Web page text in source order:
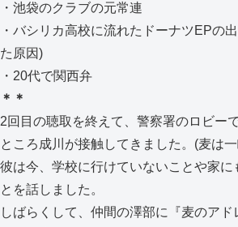
・池袋のクラブの元常連
・バシリカ高校に流れたドーナツEPの
た原因)
・20代で関西弁
＊＊
2回目の聴取を終えて、警察署のロビー
ところ成川が接触してきました。(麦は
彼は今、学校に行けていないことや家に
とを話しました。
しばらくして、仲間の澤部に『麦のアド